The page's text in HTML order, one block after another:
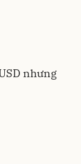
nhưng